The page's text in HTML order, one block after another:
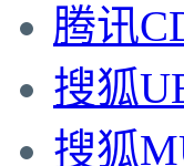
腾讯
搜狐
搜狐